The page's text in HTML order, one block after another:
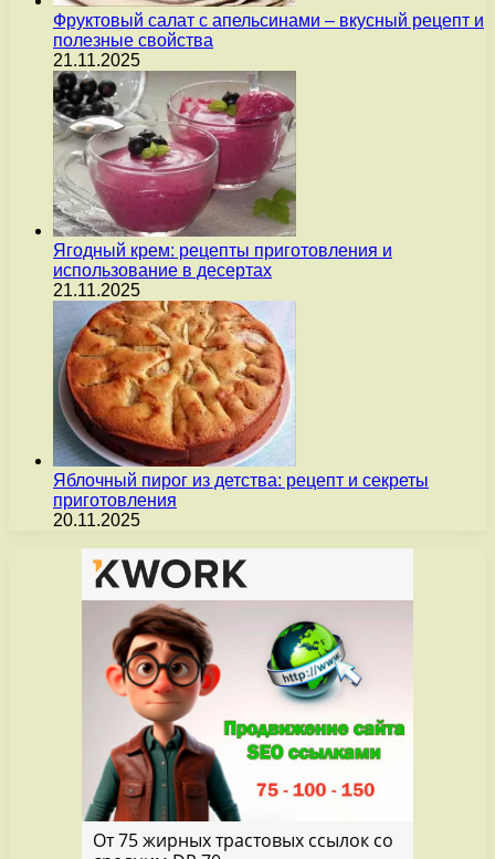
Фруктовый салат с апельсинами – вкусный рецепт и
полезные свойства
21.11.2025
Ягодный крем: рецепты приготовления и
использование в десертах
21.11.2025
Яблочный пирог из детства: рецепт и секреты
приготовления
20.11.2025